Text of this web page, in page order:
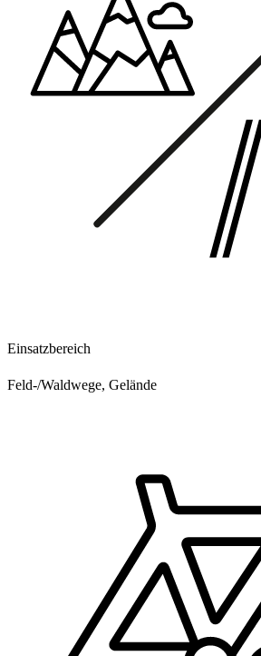
Einsatzbereich
Feld-/Waldwege, Gelände